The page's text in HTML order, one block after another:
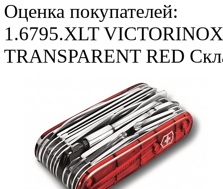
Оценка покупателей:
1.6795.XLT
TRANSPARENT RED